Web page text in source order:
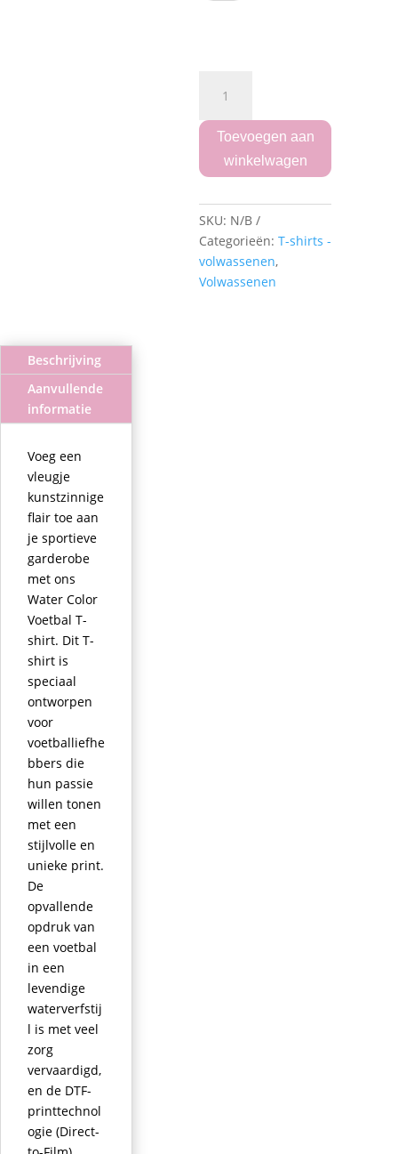
color
voetbal"T-
aantal
Toevoegen aan
winkelwagen
SKU: N/B
Categorieën: T-shirts -
volwassenen,
Volwassenen
Beschrijving
Aanvullende
informatie
Voeg een
vleugje
kunstzinnige
flair toe aan
je sportieve
garderobe
met ons
Water Color
Voetbal T-
shirt. Dit T-
shirt is
speciaal
ontworpen
voor
voetballiefhe
bbers die
hun passie
willen tonen
met een
stijlvolle en
unieke print.
De
opvallende
opdruk van
een voetbal
in een
levendige
waterverfstij
l is met veel
zorg
vervaardigd,
en de DTF-
printtechnol
ogie (Direct-